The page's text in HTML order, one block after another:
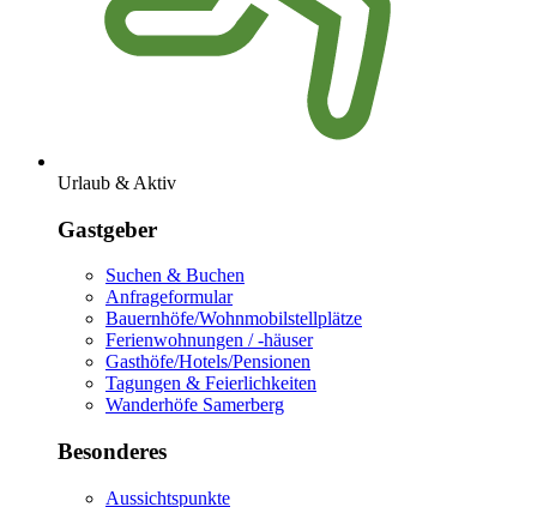
Urlaub & Aktiv
Gastgeber
Suchen & Buchen
Anfrageformular
Bauernhöfe/Wohnmobilstellplätze
Ferienwohnungen / -häuser
Gasthöfe/Hotels/Pensionen
Tagungen & Feierlichkeiten
Wanderhöfe Samerberg
Besonderes
Aussichtspunkte